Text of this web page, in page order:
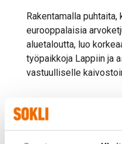
Rakentamalla
eurooppalaisia
aluetaloutta, luo
työpaikkoja Lappiin ja
vastuulliselle